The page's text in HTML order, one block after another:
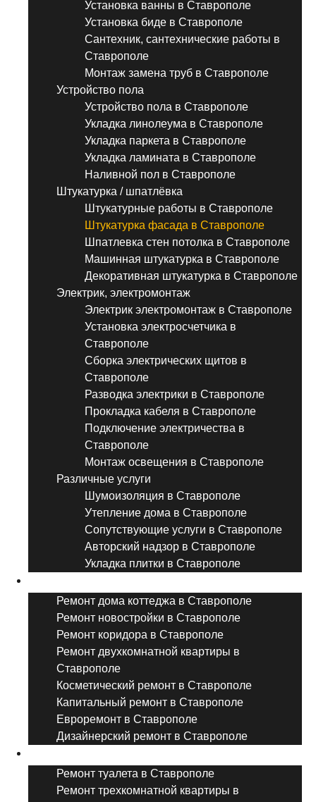
Установка ванны в Ставрополе
Установка биде в Ставрополе
Сантехник, сантехнические работы в
Ставрополе
Монтаж замена труб в Ставрополе
Устройство пола
Устройство пола в Ставрополе
Укладка линолеума в Ставрополе
Укладка паркета в Ставрополе
Укладка ламината в Ставрополе
Наливной пол в Ставрополе
Штукатурка / шпатлёвка
Штукатурные работы в Ставрополе
Штукатурка фасада в Ставрополе
Шпатлевка стен потолка в Ставрополе
Машинная штукатурка в Ставрополе
Декоративная штукатурка в Ставрополе
Электрик, электромонтаж
Электрик электромонтаж в Ставрополе
Установка электросчетчика в
Ставрополе
Сборка электрических щитов в
Ставрополе
Разводка электрики в Ставрополе
Прокладка кабеля в Ставрополе
Подключение электричества в
Ставрополе
Монтаж освещения в Ставрополе
Различные услуги
Шумоизоляция в Ставрополе
Утепление дома в Ставрополе
Сопутствующие услуги в Ставрополе
Авторский надзор в Ставрополе
Укладка плитки в Ставрополе
Ремонт дома коттеджа в Ставрополе
Ремонт новостройки в Ставрополе
Ремонт коридора в Ставрополе
Ремонт двухкомнатной квартиры в
Ставрополе
Косметический ремонт в Ставрополе
Капитальный ремонт в Ставрополе
Евроремонт в Ставрополе
Дизайнерский ремонт в Ставрополе
Ремонт туалета в Ставрополе
Ремонт трехкомнатной квартиры в